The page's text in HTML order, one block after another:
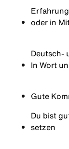
oder in
Deutsch-
In Wort
Gute
Du bist
setzen